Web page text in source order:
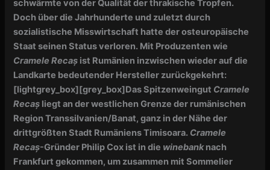
schwärmte von der Qualität der thrakische Tropfen.
Doch über die Jahrhunderte und zuletzt durch
sozialistische Misswirtschaft hatte der osteuropäische
Staat seinen Status verloren. Mit Produzenten wie
Cramele Recaș ist Rumänien inzwischen wieder auf die
Landkarte bedeutender Hersteller zurückgekehrt:
[lightgrey_box][grey_box]Das Spitzenweingut Cramele
Recaș liegt an der westlichen Grenze der rumänischen
Region Transsilvanien/Banat, ganz in der Nähe der
drittgrößten Stadt Rumäniens Timisoara. Cramele
Recaș-Gründer Philip Cox ist in die winebanknach
Frankfurt gekommen, um zusammen mit Sommelier